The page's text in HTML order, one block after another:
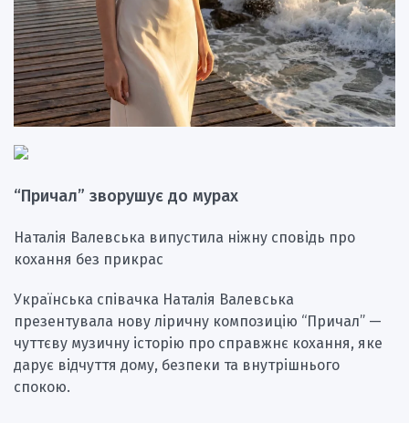
“Причал” зворушує до мурах
Наталія Валевська випустила ніжну сповідь про
кохання без прикрас
Українська співачка Наталія Валевська
презентувала нову ліричну композицію “Причал” —
чуттєву музичну історію про справжнє кохання, яке
дарує відчуття дому, безпеки та внутрішнього
спокою.